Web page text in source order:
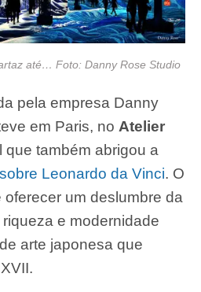
até… Foto: Danny Rose Studio
pela empresa Danny
em Paris, no Atelier
que também abrigou a
Leonardo da Vinci. O
um deslumbre da
e modernidade
arte japonesa que